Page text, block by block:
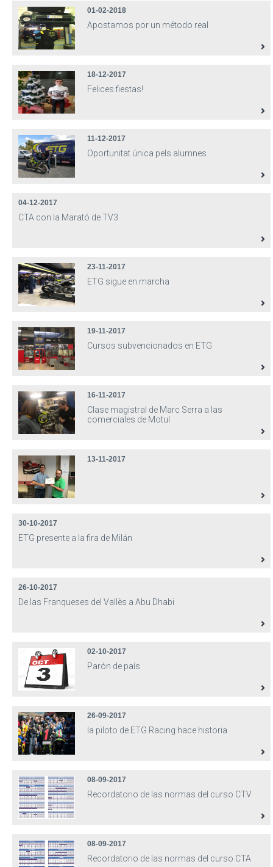
01-02-2018
Apostamos por un método real
18-12-2017
Felices fiestas!
11-12-2017
Oportunitat única pels alumnes
04-12-2017
CTA con la Marató de TV3
23-11-2017
ETG sigue en marcha
19-11-2017
Cursos subvencionados en ETG
16-11-2017
Clase magistral de Marc Serra a las
comerciales de Motul
13-11-2017
30-10-2017
ETG presente a la fira de Milán
26-10-2017
De las Franqueses del Vallès a Abu Dhabi
02-10-2017
Parón de país
26-09-2017
la piloto de ETG Racing hace historia
08-09-2017
Recordatorio de las normas del curso CTV
08-09-2017
Recordatorio de las normas del curso CTA